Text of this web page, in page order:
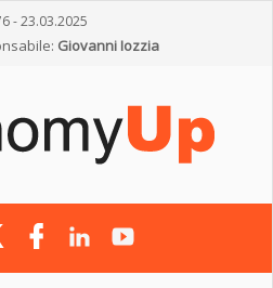
- 23.03.2025
Giovanni Iozzia